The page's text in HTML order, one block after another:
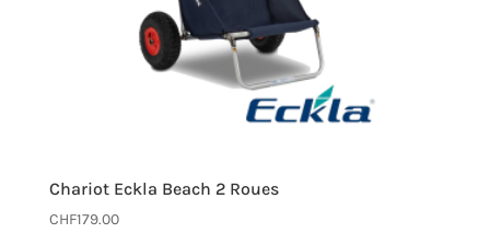
Chariot Eckla Beach 2 Roues
CHF179.00